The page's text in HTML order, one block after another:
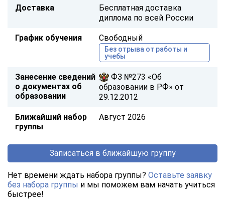
Доставка
Бесплатная доставка
диплома по всей России
График обучения Свободный
Без отрыва от работы и
учебы
Занесение сведений
о документах об
образовании
ФЗ №273 «Об
образовании в РФ» от
29.12.2012
Ближайший набор
группы
Август 2026
Записаться в ближайшую группу
Нет времени ждать набора группы? Оставьте заявку
без набора группы и мы поможем вам начать учиться
быстрее!